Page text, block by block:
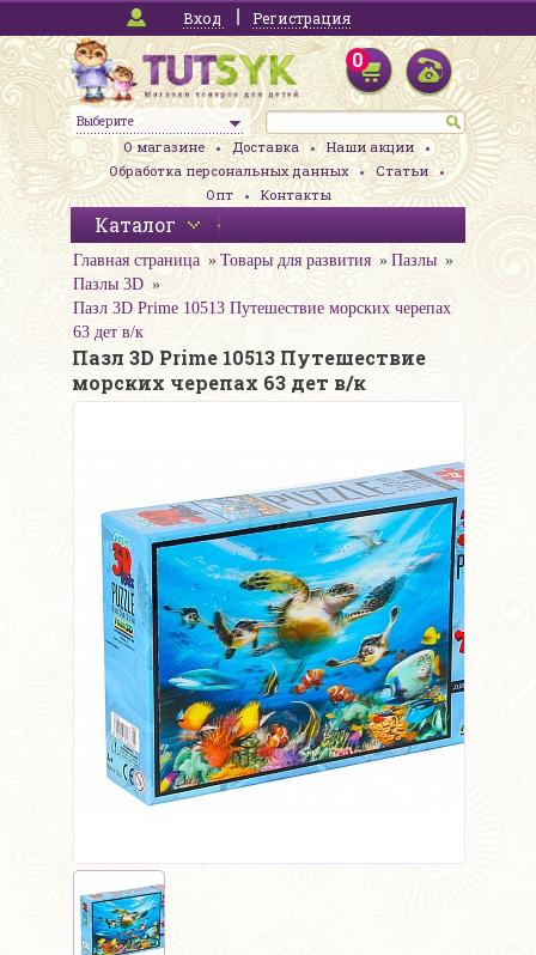
Вход Регистрация
Выберите
0
О магазине Доставка
Наши акции
Обработка персональных данных
Статьи
Опт
Контакты
Каталог
Главная страница Товары для развития
Пазлы
Пазлы 3D
Пазл 3D Prime 10513 Путешествие морских черепах
63 дет в/к
Пазл 3D Prime 10513 Путешествие
морских черепах 63 дет в/к